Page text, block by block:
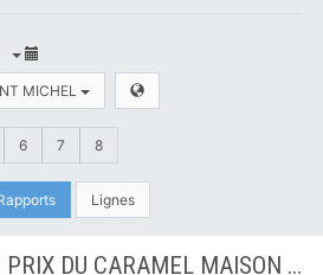
MICHEL
6 7 8
Lignes
Arrivée définitive du PRIX DU CARAMEL MAISON PELERIN à LE MONT SAINT MICHEL